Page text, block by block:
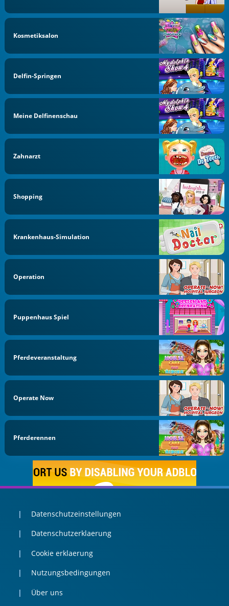
Kosmetiksalon
Delfin-Springen
Meine Delfinenschau
Zahnarzt
Shopping
Krankenhaus-Simulation
Operation
Puppenhaus Spiel
Pferdeveranstaltung
Operate Now
Pferderennen
Datenschutzeinstellungen
Datenschutzerklaerung
Cookie erklaerung
Nutzungsbedingungen
Über uns